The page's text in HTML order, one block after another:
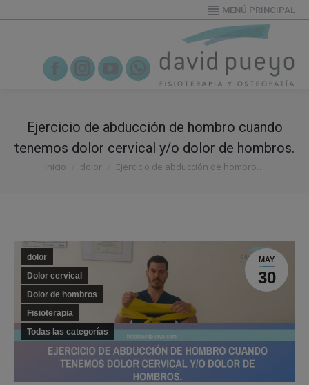
MENÚ PRINCIPAL
FacebookInstagram
YouTubeWhatsapp
Ejercicio de abducción de hombro cuando
tenemos dolor cervical y/o dolor de hombros.
Estás aquí:
Inicio dolor Ejercicio de abducción de hombro…
MAY
30
dolor
Dolor cervical
Dolor de hombros
Fisioterapia
Todas las categorías